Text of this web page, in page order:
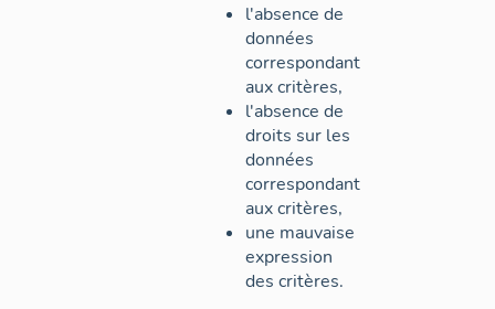
l'absence de
données
correspondant
aux critères,
l'absence de
droits sur les
données
correspondant
aux critères,
une mauvaise
expression
des critères.